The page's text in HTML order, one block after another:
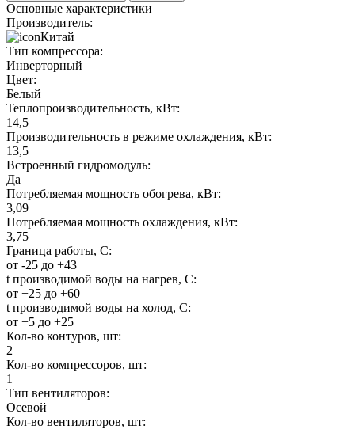
Основные характеристики
Производитель:
Китай
Тип компрессора:
Инверторный
Цвет:
Белый
Теплопроизводительность, кВт:
14,5
Производительность в режиме охлаждения, кВт:
13,5
Встроенный гидромодуль:
Да
Потребляемая мощность обогрева, кВт:
3,09
Потребляемая мощность охлаждения, кВт:
3,75
Граница работы, С:
от -25 до +43
t производимой воды на нагрев, С:
от +25 до +60
t производимой воды на холод, С:
от +5 до +25
Кол-во контуров, шт:
2
Кол-во компрессоров, шт:
1
Тип вентиляторов:
Осевой
Кол-во вентиляторов, шт: